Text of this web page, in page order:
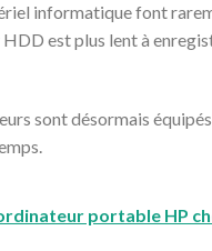
informatique font
HDD est plus lent à
sont désormais
portable HP